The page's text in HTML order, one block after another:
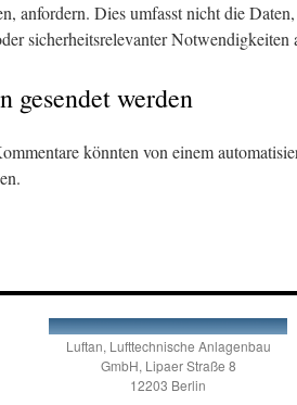
anfordern. Dies umfasst nicht die
sicherheitsrelevanter Notwendigkeiten
gesendet werden
könnten von einem
Luftan, Lufttechnische Anlagenbau
GmbH, Lipaer Straße 8
12203 Berlin